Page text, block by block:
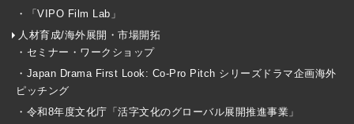
・「VIPO Film Lab」
人材育成/海外展開・市場開拓
・セミナー・ワークショップ
・Japan Drama First Look: Co-Pro Pitch シリーズドラマ企画海外
ピッチング
・令和8年度文化庁「活字文化のグローバル展開推進事業」